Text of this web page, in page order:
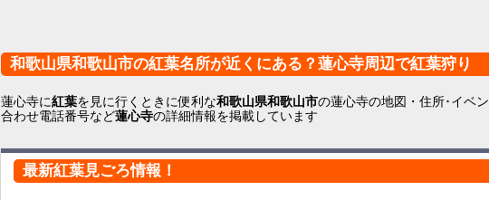
和歌山県和歌山市の紅葉名所が近くにある？蓮心寺周辺で紅葉狩り
蓮心寺に紅葉を見に行くときに便利な和歌山県和歌山市の蓮心寺の地図・住所･イベ
合わせ電話番号など蓮心寺の詳細情報を掲載しています
最新紅葉見ごろ情報！